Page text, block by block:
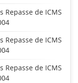
de ICMS
de ICMS
de ICMS